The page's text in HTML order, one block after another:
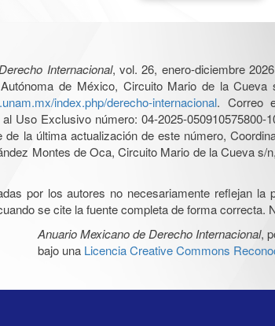
Internacional, vol. 26, enero-diciembre
de México, Circuito Mario de la
index.php/derecho-internacional. Correo
Uso Exclusivo número: 04-2025-
de la última actualización de este número,
Montes de Oca, Circuito Mario de la Cueva
por los autores no necesariamente reflejan
se cite la fuente completa de forma
Anuario Mexicano de Derecho Internacional,
bajo una Licencia Creative Commons